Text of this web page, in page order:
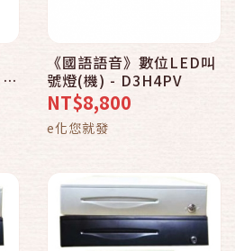
《國語語音》數位LED叫
號燈(機) - D3H4PV
NT$8,800
e化您就發